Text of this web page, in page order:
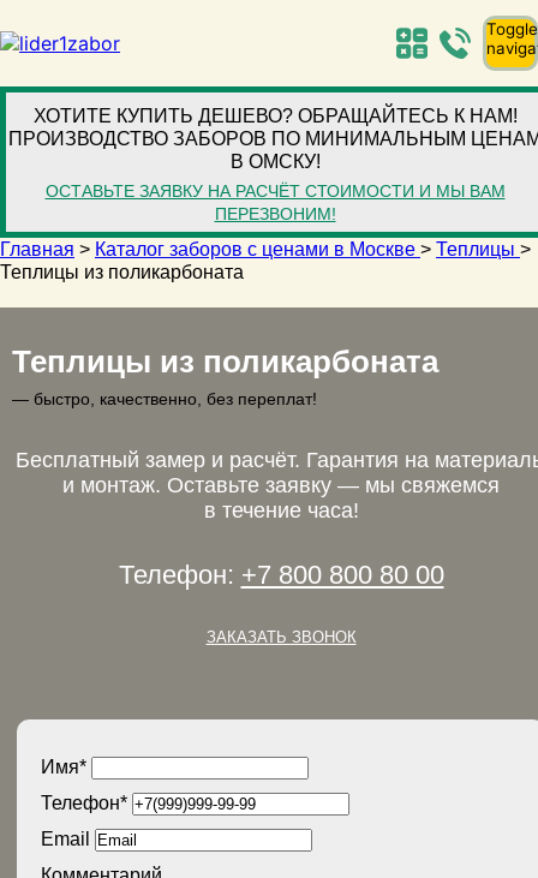
Toggle
ХОТИТЕ КУПИТЬ ДЕШЕВО? ОБРАЩАЙТЕСЬ К НАМ!
ПРОИЗВОДСТВО ЗАБОРОВ ПО МИНИМАЛЬНЫМ
В ОМСКУ!
ОСТАВЬТЕ ЗАЯВКУ НА РАСЧЁТ СТОИМОСТИ И МЫ ВАМ
ПЕРЕЗВОНИМ!
Главная > Каталог заборов с ценами в Москве > Теплицы >
Теплицы из поликарбоната
Имя*
Телефон*
Email
Теплицы из поликарбоната
— быстро, качественно, без переплат!
Бесплатный замер и расчёт. Гарантия на
и монтаж. Оставьте заявку — мы свяжемся
в течение часа!
Телефон: +7 800 800 80 00
ЗАКАЗАТЬ ЗВОНОК